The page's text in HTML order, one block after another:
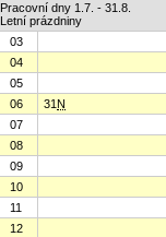
Pracovní dny 1.7. - 31.8.
Letní prázdniny
03
04
05
06 31N
07
08
09
10
11
12